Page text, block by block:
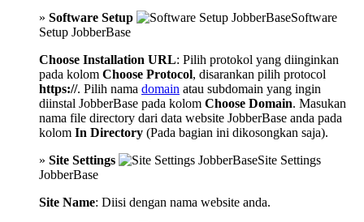
» Software Setup
Software
Setup JobberBase
Choose Installation URL: Pilih protokol yang diinginkan
pada kolom Choose Protocol, disarankan pilih protocol
https://. Pilih nama domain atau subdomain yang ingin
diinstal JobberBase pada kolom Choose Domain. Masukan
nama file directory dari data website JobberBase anda pada
kolom In Directory (Pada bagian ini dikosongkan saja).
» Site Settings
Site Settings
JobberBase
Site Name: Diisi dengan nama website anda.